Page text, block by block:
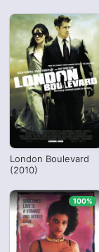
London Boulevard
(2010)
100%